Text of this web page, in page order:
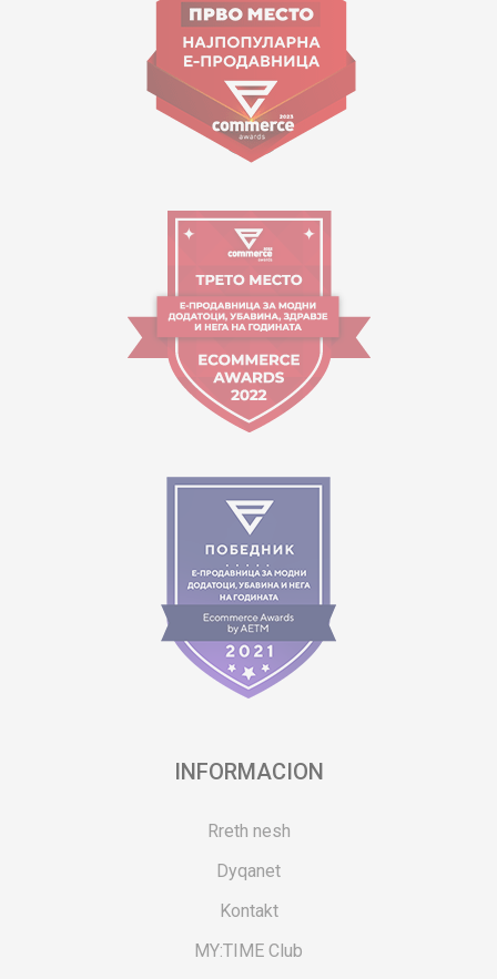
contact@mytime.mk
Orari i punës:
09:00 - 17:00
INFORMACION
Rreth nesh
Dyqanet
Kontakt
MY:TIME Club